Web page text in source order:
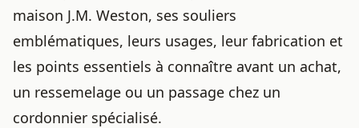
maison J.M. Weston, ses souliers
emblématiques, leurs usages, leur fabrication et
les points essentiels à connaître avant un achat,
un ressemelage ou un passage chez un
cordonnier spécialisé.